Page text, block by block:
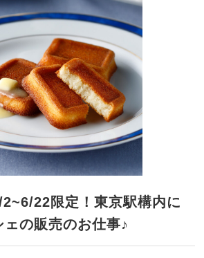
2~6/22限定！東京駅構内に
の販売のお仕事♪